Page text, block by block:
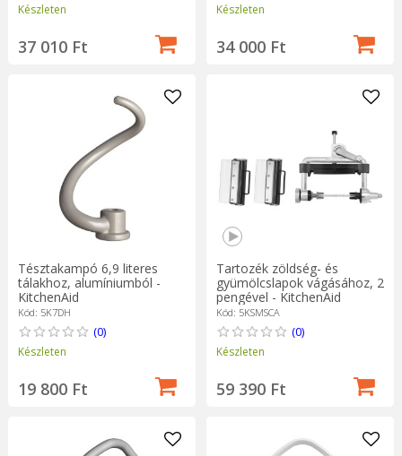
Készleten
37 010 Ft
Készleten
34 000 Ft
Tésztakampó 6,9 literes
tálakhoz, alumíniumból -
KitchenAid
Kód: 5K7DH
(0)
Készleten
19 800 Ft
Tartozék zöldség- és
gyümölcslapok vágásához, 2
pengével - KitchenAid
Kód: 5KSMSCA
(0)
Készleten
59 390 Ft